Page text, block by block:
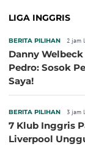
LIGA INGGRIS
BERITA PILIHAN 2 jam
Danny
Pedro: Sosok
Saya!
BERITA PILIHAN 3 jam
7 Klub Inggris
Liverpool